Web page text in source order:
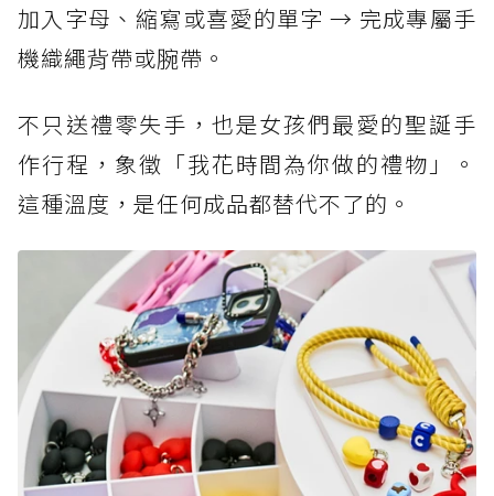
加入字母、縮寫或喜愛的單字 → 完成專屬手
機織繩背帶或腕帶。
不只送禮零失手，也是女孩們最愛的聖誕手
作行程，象徵「我花時間為你做的禮物」。
這種溫度，是任何成品都替代不了的。